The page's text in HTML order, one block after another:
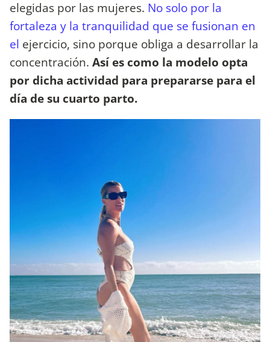
elegidas por las mujeres. No solo por la
fortaleza y la tranquilidad que se fusionan en
el ejercicio, sino porque obliga a desarrollar la
concentración. Así es como la modelo opta
por dicha actividad para prepararse para el
día de su cuarto parto.